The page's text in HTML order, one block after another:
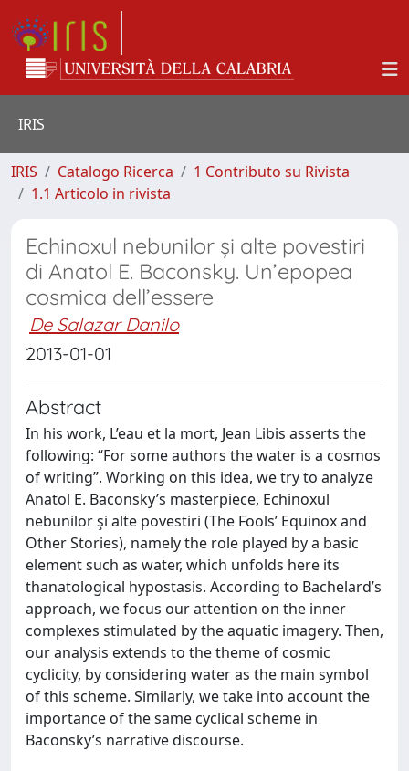
IRIS
IRIS Catalogo Ricerca
1 Contributo su Rivista
1.1 Articolo in rivista
Echinoxul nebunilor și alte povestiri
di Anatol E. Baconsky. Un’epopea
cosmica dell’essere
De Salazar Danilo
2013-01-01
Abstract
In his work, L’eau et la mort, Jean Libis asserts the
following: “For some authors the water is a cosmos
of writing”. Working on this idea, we try to analyze
Anatol E. Baconsky’s masterpiece, Echinoxul
nebunilor şi alte povestiri (The Fools’ Equinox and
Other Stories), namely the role played by a basic
element such as water, which unfolds here its
thanatological hypostasis. According to Bachelard’s
approach, we focus our attention on the inner
complexes stimulated by the aquatic imagery. Then,
our analysis extends to the theme of cosmic
cyclicity, by considering water as the main symbol
of this scheme. Similarly, we take into account the
importance of the same cyclical scheme in
Baconsky’s narrative discourse.